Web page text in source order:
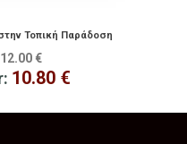
Τοπική Παράδοση
12.00 €
10.80 €